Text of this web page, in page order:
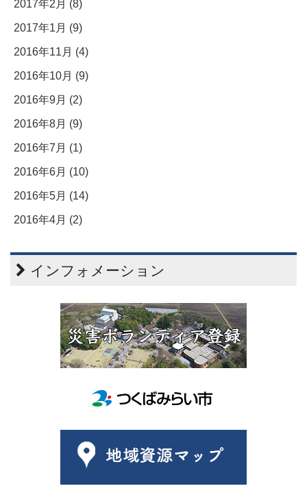
2017年2月 (8)
2017年1月 (9)
2016年11月 (4)
2016年10月 (9)
2016年9月 (2)
2016年8月 (9)
2016年7月 (1)
2016年6月 (10)
2016年5月 (14)
2016年4月 (2)
インフォメーション